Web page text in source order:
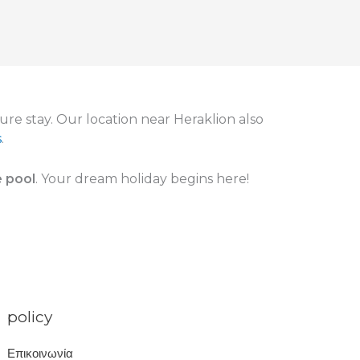
stay. Our location near Heraklion also
.
pool. Your dream holiday begins here!
policy
Επικοινωνία